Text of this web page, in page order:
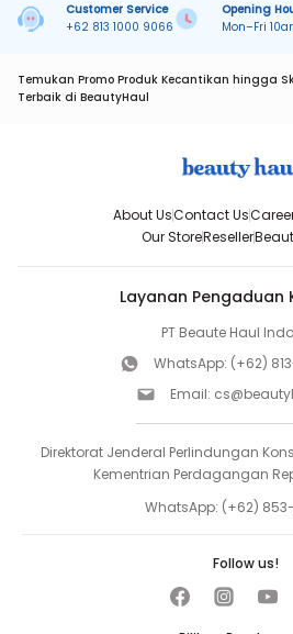
Customer Service
+62 813 1000 9066
Opening
Mon–Fri
Temukan Promo Produk Kecantikan hingga
Terbaik di BeautyHaul
About UsContact Us
Our StoreReseller
Layanan Pengaduan
PT Beaute Haul
WhatsApp: (+62)
Email:
Direktorat Jenderal Perlindungan
Kementrian Perdagangan
WhatsApp: (+62) 853-
Follow us!